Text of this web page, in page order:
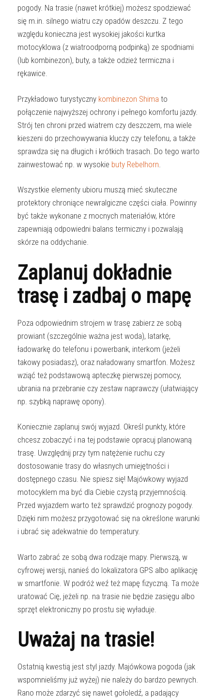
pogody. Na trasie (nawet krótkiej) możesz spodziewać
się m.in. silnego wiatru czy opadów deszczu. Z tego
względu konieczna jest wysokiej jakości kurtka
motocyklowa (z wiatroodporną podpinką) ze spodniami
(lub kombinezon), buty, a także odzież termiczna i
rękawice.
Przykładowo turystyczny kombinezon Shima to
połączenie najwyższej ochrony i pełnego komfortu jazdy.
Strój ten chroni przed wiatrem czy deszczem, ma wiele
kieszeni do przechowywania kluczy czy telefonu, a także
sprawdza się na długich i krótkich trasach. Do tego warto
zainwestować np. w wysokie buty Rebelhorn
Wszystkie elementy ubioru muszą mieć skuteczne
protektory chroniące newralgiczne części ciała. Powinny
być także wykonane z mocnych materiałów, które
zapewniają odpowiedni balans termiczny i pozwalają
skórze na oddychanie.
Zaplanuj dokładnie
trasę i zadbaj o mapę
Poza odpowiednim strojem w trasę zabierz ze sobą
prowiant (szczególnie ważna jest woda), latarkę,
ładowarkę do telefonu i powerbank, interkom (jeżeli
takowy posiadasz), oraz naładowany smartfon. Możesz
wziąć też podstawową apteczkę pierwszej pomocy,
ubrania na przebranie czy zestaw naprawczy (ułatwiający
np. szybką naprawę opony).
Koniecznie zaplanuj swój wyjazd. Określ punkty, które
chcesz zobaczyć i na tej podstawie opracuj planowaną
trasę. Uwzględnij przy tym natężenie ruchu czy
dostosowanie trasy do własnych umiejętności i
dostępnego czasu. Nie spiesz się! Majówkowy wyjazd
motocyklem ma być dla Ciebie czystą przyjemnością.
Przed wyjazdem warto też sprawdzić prognozy pogody.
Dzięki nim możesz przygotować się na określone warunki
i ubrać się adekwatnie do temperatury.
Warto zabrać ze sobą dwa rodzaje mapy. Pierwszą, w
cyfrowej wersji, nanieś do lokalizatora GPS albo aplikację
w smartfonie. W podróż weź też mapę fizyczną. Ta może
uratować Cię, jeżeli np. na trasie nie będzie zasięgu albo
sprzęt elektroniczny po prostu się wyładuje.
Uważaj na trasie!
Ostatnią kwestią jest styl jazdy. Majówkowa pogoda (jak
wspomnieliśmy już wyżej) nie należy do bardzo pewnych.
Rano może zdarzyć się nawet gołoledź, a padający